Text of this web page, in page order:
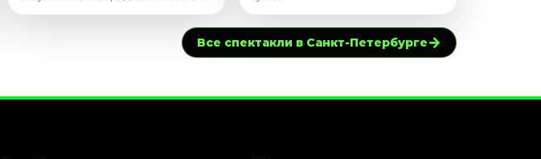
Все спектакли в Санкт-Петербурге→